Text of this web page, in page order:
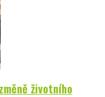
životního